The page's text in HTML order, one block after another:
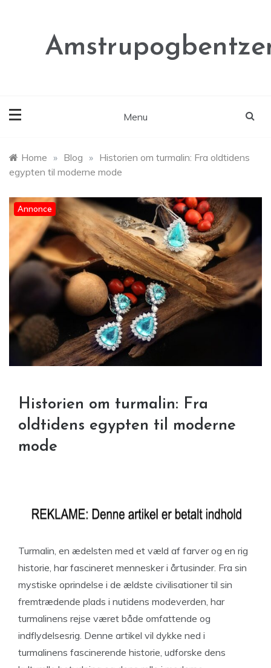
Menu
Home » Blog » Historien om turmalin: Fra oldtidens
egypten til moderne mode
Annonce
Historien om turmalin: Fra
oldtidens egypten til moderne
mode
Turmalin, en ædelsten med et væld af farver og en rig
historie, har fascineret mennesker i årtusinder. Fra sin
mystiske oprindelse i de ældste civilisationer til sin
fremtrædende plads i nutidens modeverden, har
turmalinens rejse været både omfattende og
indflydelsesrig. Denne artikel vil dykke ned i
turmalinens fascinerende historie, udforske dens